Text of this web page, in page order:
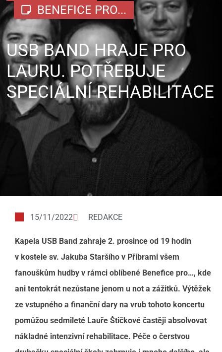
BENEFICE PRO...
USB BAND HRAJE PRO
LAURU. POTŘEBUJE
SPECIÁLNÍ REHABILITACE
15/11/2022 REDAKCE
Kapela USB Band zahraje 2. prosince od 19 hodin
v kostele sv. Jakuba Staršího v Příbrami všem
fanouškům hudby v rámci oblíbené Benefice pro…, kde
ani tentokrát nezůstane jenom u not a zážitků. Výtěžek
ze vstupného a finanční dary na vrub tohoto koncertu
pomůžou sedmileté Lauře Štičkové častěji absolvovat
nákladné intenzivní rehabilitace. Péče o čerstvou